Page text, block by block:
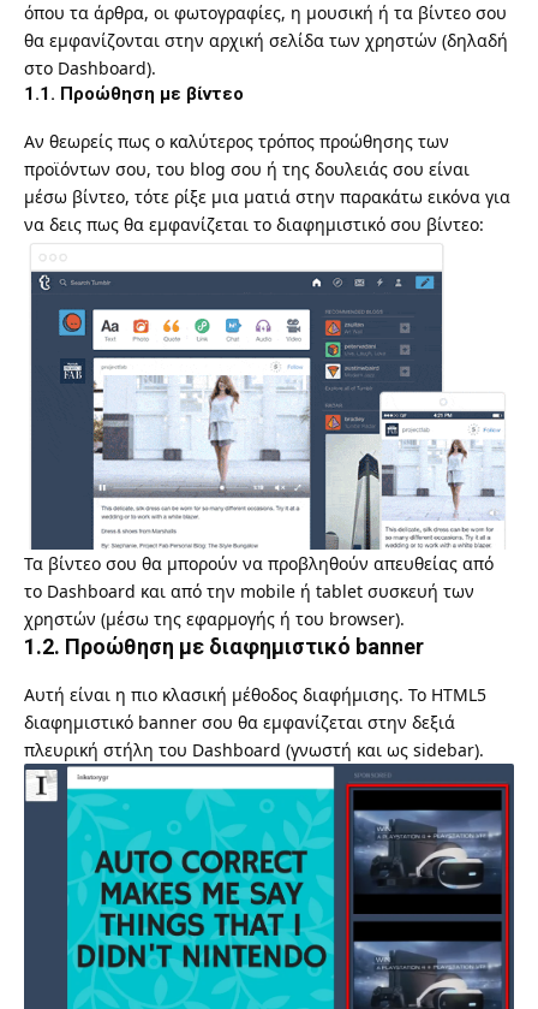
όπου τα άρθρα, οι φωτογραφίες, η μουσική ή τα βίντεο σου
θα εμφανίζονται στην αρχική σελίδα των χρηστών (δηλαδή
στο Dashboard).
1.1. Προώθηση με βίντεο
Αν θεωρείς πως ο καλύτερος τρόπος προώθησης των
προϊόντων σου, του blog σου ή της δουλειάς σου είναι
μέσω βίντεο, τότε ρίξε μια ματιά στην παρακάτω εικόνα για
να δεις πως θα εμφανίζεται το διαφημιστικό σου βίντεο:
Τα βίντεο σου θα μπορούν να προβληθούν απευθείας από
το Dashboard και από την mobile ή tablet συσκευή των
χρηστών (μέσω της εφαρμογής ή του browser).
1.2. Προώθηση με διαφημιστικό banner
Αυτή είναι η πιο κλασική μέθοδος διαφήμισης. Το HTML5
διαφημιστικό banner σου θα εμφανίζεται στην δεξιά
πλευρική στήλη του Dashboard (γνωστή και ως sidebar).